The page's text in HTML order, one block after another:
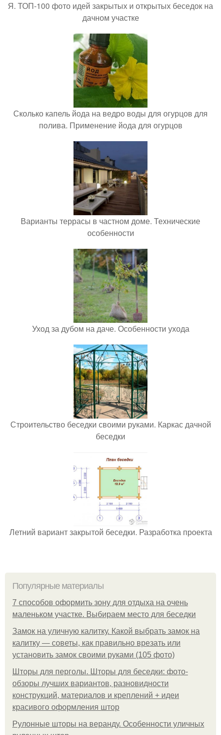
Я. ТОП-100 фото идей закрытых и открытых беседок на
дачном участке
Сколько капель йода на ведро воды для огурцов для
полива. Применение йода для огурцов
Варианты террасы в частном доме. Технические
особенности
Уход за дубом на даче. Особенности ухода
Строительство беседки своими руками. Каркас дачной
беседки
Летний вариант закрытой беседки. Разработка проекта
Популярные материалы
7 способов оформить зону для отдыха на очень
маленьком участке. Выбираем место для беседки
Замок на уличную калитку. Какой выбрать замок на
калитку — советы, как правильно врезать или
установить замок своими руками (105 фото)
Шторы для перголы. Шторы для беседки: фото-
обзоры лучших вариантов, разновидности
конструкций, материалов и креплений + идеи
красивого оформления штор
Рулонные шторы на веранду. Особенности уличных